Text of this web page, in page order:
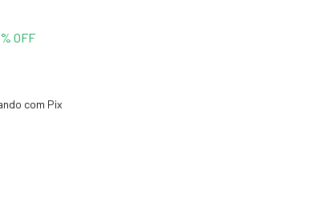
% OFF
com Pix